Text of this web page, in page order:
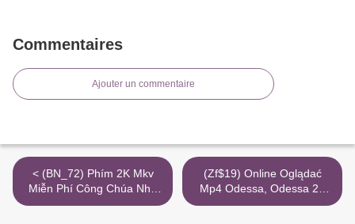
Commentaires
Ajouter un commentaire
< (BN_72) Phím 2K Mkv
Miễn Phí Công Chúa Nhỏ
Của Bà
(Zf$19) Online Oglądać
Mp4 Odessa, Odessa 2K
Cda >